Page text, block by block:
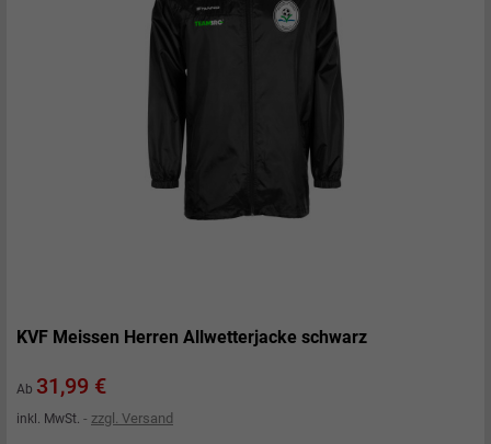
KVF Meissen Herren Allwetterjacke schwarz
Ab Preis
31,99 €
inkl. MwSt. zzgl. Versand